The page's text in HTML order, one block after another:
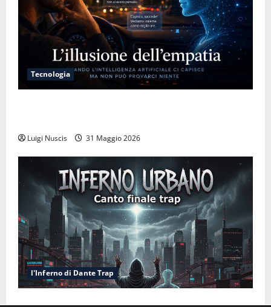
Tecnologia
Luigi Nuscis 31 Maggio 2026
l'Inferno di Dante Trap